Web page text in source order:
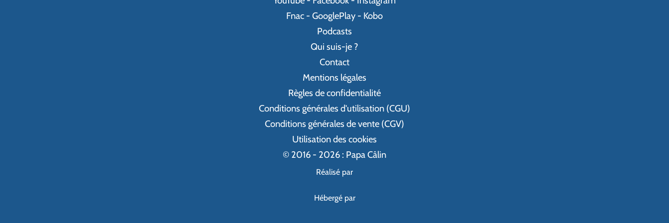
Fnac - GooglePlay - Kobo
Podcasts
Qui suis-je ?
Contact
Mentions légales
Règles de confidentialité
Conditions générales d'utilisation (CGU)
Conditions générales de vente (CGV)
Utilisation des cookies
© 2016 - 2026 : Papa Câlin
Réalisé par
Hébergé par